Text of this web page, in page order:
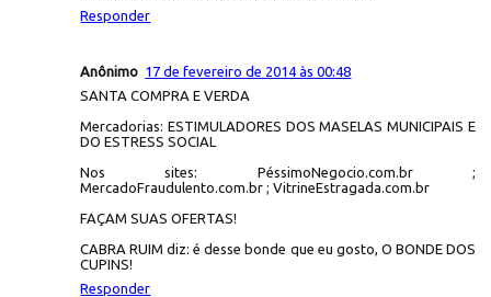
Responder
Anônimo 17 de fevereiro de 2014 às 00:48
SANTA COMPRA E VERDA
Mercadorias: ESTIMULADORES DOS MASELAS MUNICIPAIS E
DO ESTRESS SOCIAL
Nos sites: PéssimoNegocio.com.br ;
MercadoFraudulento.com.br ; VitrineEstragada.com.br
FAÇAM SUAS OFERTAS!
CABRA RUIM diz: é desse bonde que eu gosto, O BONDE DOS
CUPINS!
Responder